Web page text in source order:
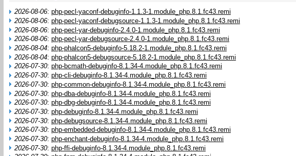
2026-08-06: php-pecl-yaconf-debuginfo-1.1.3-1.module_php.8.1.fc43.remi
2026-08-06: php-pecl-yaconf-debugsource-1.1.3-1.module_php.8.1.fc43.remi
2026-08-06: php-pecl-yar-debuginfo-2.4.0-1.module_php.8.1.fc43.remi
2026-08-06: php-pecl-yar-debugsource-2.4.0-1.module_php.8.1.fc43.remi
2026-08-04: php-phalcon5-debuginfo-5.18.2-1.module_php.8.1.fc43.remi
2026-08-04: php-phalcon5-debugsource-5.18.2-1.module_php.8.1.fc43.remi
2026-07-30: php-bcmath-debuginfo-8.1.34-4.module_php.8.1.fc43.remi
2026-07-30: php-cli-debuginfo-8.1.34-4.module_php.8.1.fc43.remi
2026-07-30: php-common-debuginfo-8.1.34-4.module_php.8.1.fc43.remi
2026-07-30: php-dba-debuginfo-8.1.34-4.module_php.8.1.fc43.remi
2026-07-30: php-dbg-debuginfo-8.1.34-4.module_php.8.1.fc43.remi
2026-07-30: php-debuginfo-8.1.34-4.module_php.8.1.fc43.remi
2026-07-30: php-debugsource-8.1.34-4.module_php.8.1.fc43.remi
2026-07-30: php-embedded-debuginfo-8.1.34-4.module_php.8.1.fc43.remi
2026-07-30: php-enchant-debuginfo-8.1.34-4.module_php.8.1.fc43.remi
2026-07-30: php-ffi-debuginfo-8.1.34-4.module_php.8.1.fc43.remi